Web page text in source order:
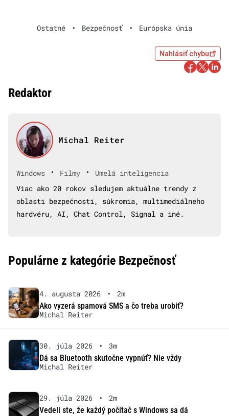
Ostatné • Bezpečnosť • Európska únia
Nahlásiť chybu
Redaktor
Michal Reiter
Windows • Filmy •
Umelá inteligencia
Viac ako 20 rokov sledujem aktuálne trendy z
oblasti bezpečnosti, súkromia, multimediálneho
hardvéru, AI, Chat Control, Signal a iné.
Populárne z kategórie Bezpečnosť
4. augusta 2026 •
2m
Ako vyzerá spamová SMS a čo treba urobiť?
Michal Reiter
30. júla 2026 •
3m
Dá sa Bluetooth skutočne vypnúť? Nie vždy
Michal Reiter
29. júla 2026 •
2m
Vedeli ste, že každý počítač s Windows sa dá